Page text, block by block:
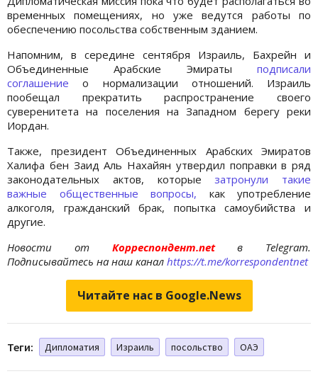
временных помещениях, но уже ведутся работы по
обеспечению посольства собственным зданием.
Напомним, в середине сентября Израиль, Бахрейн и
Объединенные Арабские Эмираты подписали
соглашение о нормализации отношений. Израиль
пообещал прекратить распространение своего
суверенитета на поселения на Западном берегу реки
Иордан.
Также, президент Объединенных Арабских Эмиратов
Халифа бен Заид Аль Нахайян утвердил поправки в ряд
законодательных актов, которыезатронули такие
важные общественные вопросы, как употребление
алкоголя, гражданский брак, попытка самоубийства и
другие.
Новости отКорреспондент.netв Telegram.
Подписывайтесь на наш канал https://t.me/korrespondentnet
Читайте нас в Google.News
Теги: Дипломатия Израиль посольство ОАЭ